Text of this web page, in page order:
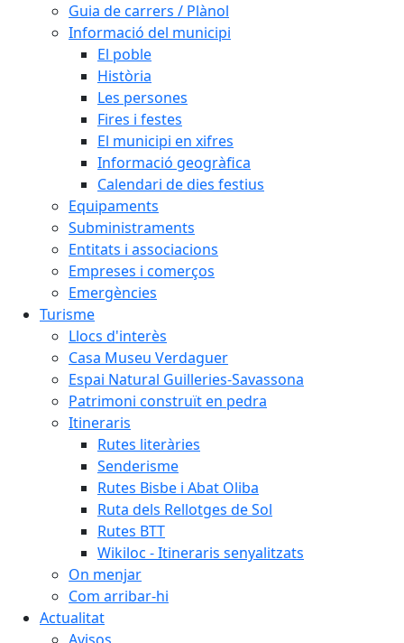
Guia de carrers / Plànol
Informació del municipi
El poble
Història
Les persones
Fires i festes
El municipi en xifres
Informació geogràfica
Calendari de dies festius
Equipaments
Subministraments
Entitats i associacions
Empreses i comerços
Emergències
Turisme
Llocs d'interès
Casa Museu Verdaguer
Espai Natural Guilleries-Savassona
Patrimoni construït en pedra
Itineraris
Rutes literàries
Senderisme
Rutes Bisbe i Abat Oliba
Ruta dels Rellotges de Sol
Rutes BTT
Wikiloc - Itineraris senyalitzats
On menjar
Com arribar-hi
Actualitat